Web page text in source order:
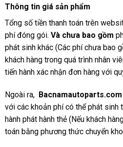
Thông tin giá sản phẩm
Tổng số tiền thanh toán trên
phí đóng gói. Và chưa bao gồm
phát sinh khác (Các phí chưa bao
khách hàng trong quá trình nhân
tiến hành xác nhận đơn hàng với
Ngoài ra, Bacnamautoparts.com
với các khoản phí có thể phát sinh
hành phát hành thẻ (Nếu khách
toán bằng phương thức chuyển